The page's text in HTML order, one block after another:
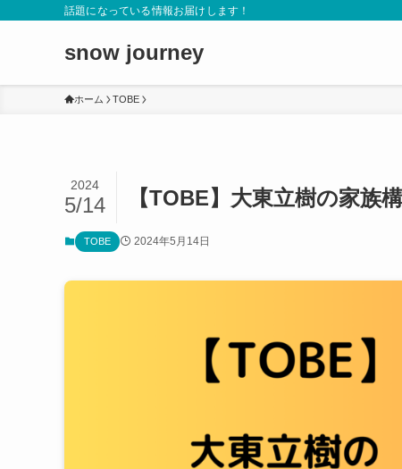
話題になっている情報お届けします！
snow journey
ホーム TOBE
【TOBE】大東立樹の家族
2024
5/14
TOBE 2024年5月14日